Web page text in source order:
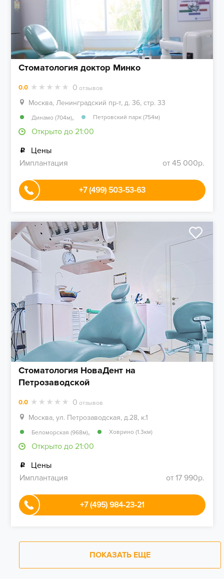
Стоматология доктор Минко
0.0 0 отзывов
Москва, Ленинградский пр-т, д. 36, стр. 33
Динамо (704м), Петровский парк (754м)
Открыто до 21:00
Цены
Имплантация
от 45 000р.
+7 (499) 503-53-63
Стоматология НоваДент на
Петрозаводской
0.0 0 отзывов
Москва, ул. Петрозаводская, д.28, к.1
Беломорская (968м), Ховрино (1.3км)
Открыто до 21:00
Цены
Имплантация
от 17 990р.
+7 (495) 984-23-21
ПОКАЗАТЬ ЕЩЕ